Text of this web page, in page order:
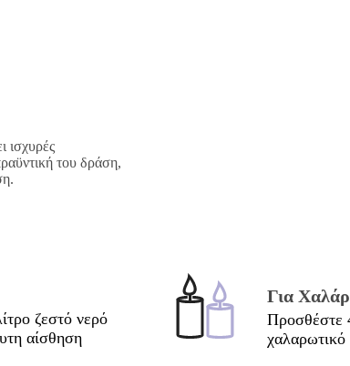
ισχυρές
του δράση,
ζεστό νερό
αίσθηση
Για
Προσθέστε
χαλαρωτικό